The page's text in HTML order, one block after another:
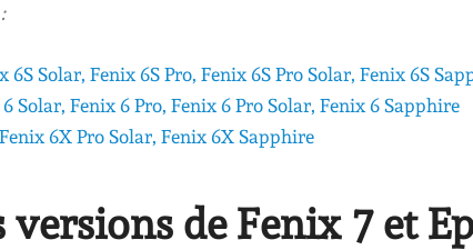
6S Solar, Fenix 6S Pro, Fenix 6S Pro Solar, Fenix 6S
Solar, Fenix 6 Pro, Fenix 6 Pro Solar, Fenix 6 Sapphire
6X Pro Solar, Fenix 6X Sapphire
versions de Fenix 7 et